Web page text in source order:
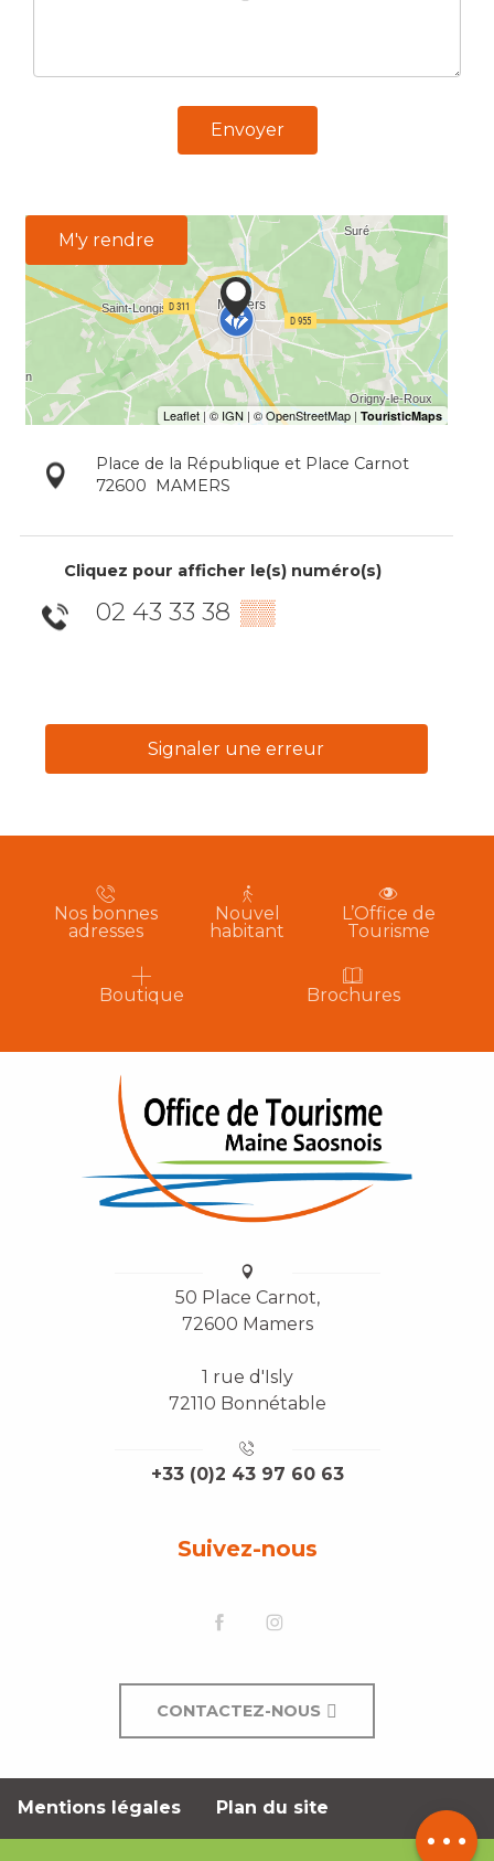
par email
Envoyer
M'y rendre
Place de la République et Place Carnot
72600
MAMERS
Cliquez pour afficher le(s) numéro(s)
02 43 33 38 ▒▒
Signaler une erreur
Nos bonnes
adresses
Nouvel
habitant
L’Office de
Tourisme
Boutique Brochures
50 Place Carnot,
72600 Mamers
1 rue d'Isly
72110 Bonnétable
+33 (0)2 43 97 60 63
Suivez-nous
CONTACTEZ-NOUS
Mentions légales Plan du site